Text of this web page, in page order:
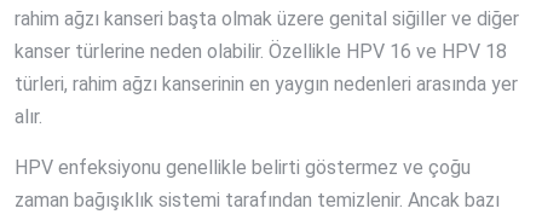
rahim ağzı kanseri başta olmak üzere genital siğiller ve diğer
kanser türlerine neden olabilir. Özellikle HPV 16 ve HPV 18
türleri, rahim ağzı kanserinin en yaygın nedenleri arasında yer
alır.
HPV enfeksiyonu genellikle belirti göstermez ve çoğu
zaman bağışıklık sistemi tarafından temizlenir. Ancak bazı